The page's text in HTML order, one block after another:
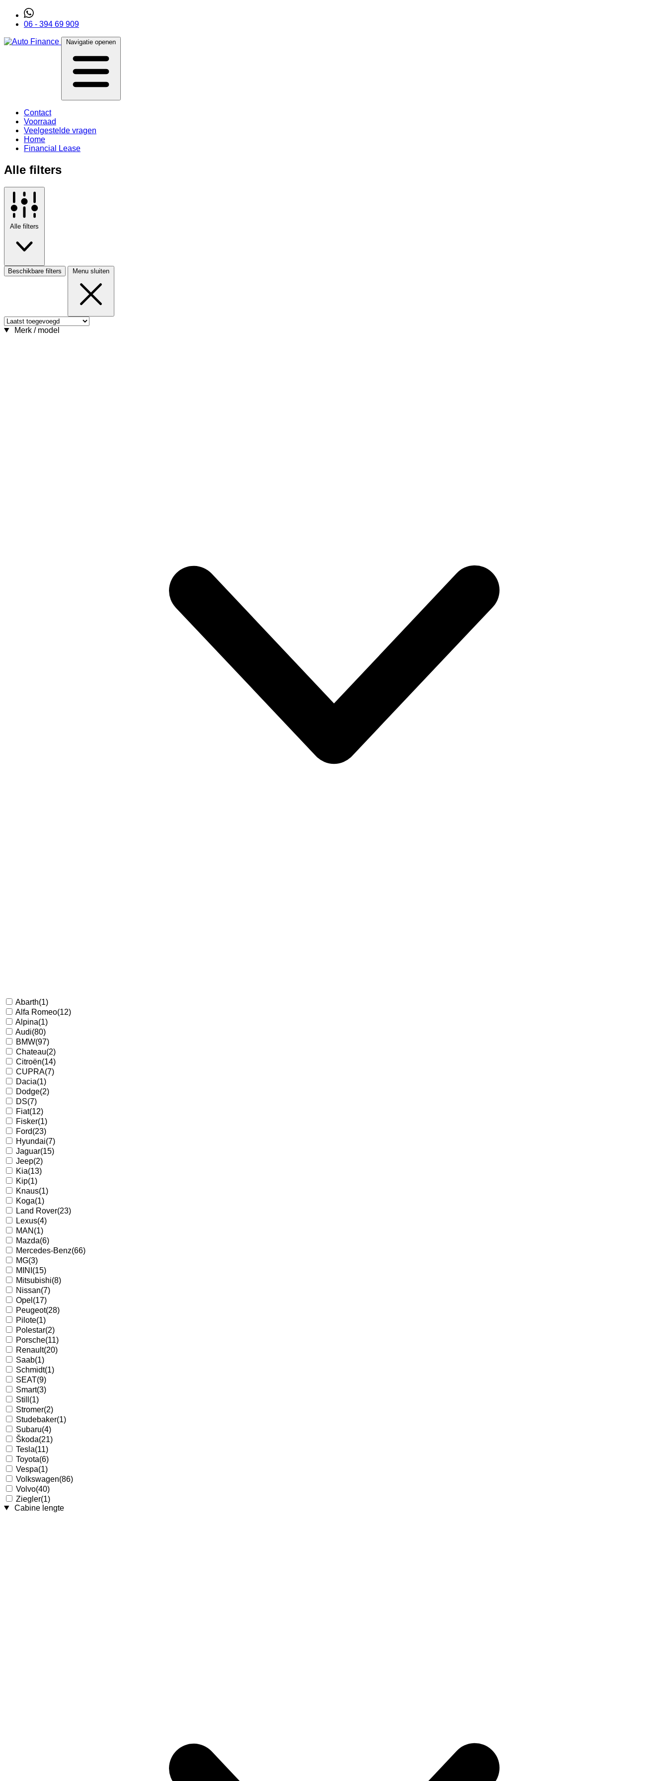
06 - 394 69 909
Navigatie openen
Contact
Voorraad
Veelgestelde vragen
Home
Financial Lease
Alle filters
Alle filters
Beschikbare filters Menu sluiten
Merk / model
Abarth(1)
Alfa Romeo(12)
Alpina(1)
Audi(80)
BMW(97)
Chateau(2)
Citroën(14)
CUPRA(7)
Dacia(1)
Dodge(2)
DS(7)
Fiat(12)
Fisker(1)
Ford(23)
Hyundai(7)
Jaguar(15)
Jeep(2)
Kia(13)
Kip(1)
Knaus(1)
Koga(1)
Land Rover(23)
Lexus(4)
MAN (1)
Mazda(6)
Mercedes-Benz(66)
MG(3)
MINI (15)
Mitsubishi(8)
Nissan(7)
Opel (17)
Peugeot(28)
Pilote(1)
Polestar(2)
Porsche(11)
Renault(20)
Saab(1)
Schmidt(1)
SEAT(9)
Smart(3)
Still (1)
Stromer(2)
Studebaker(1)
Subaru(4)
Škoda(21)
Tesla(11)
Toyota(6)
Vespa(1)
Volkswagen(86)
Volvo(40)
Ziegler(1)
Cabine lengte